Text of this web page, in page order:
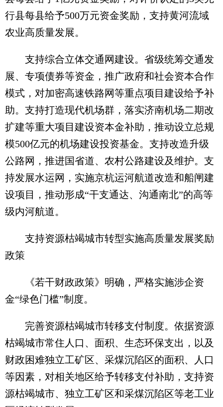
行县每县给予500万元资金奖励，支持黄河流域
农业高质量发展。
支持综合立体交通网建设。省级统筹交通发
展、专项债券等资金，推广政府和社会资本合作
模式，对加密高速铁路网等重点项目建设给予补
助。支持打造现代机场群，落实济南机场二期改
扩建等重大项目建设资本金补助，推动设立总规
模500亿元的机场建设投资基金。支持改造升级
公路网，推进国省道、农村公路建设及维护。支
持发展水运网，实施京杭运河航道改造和船闸建
设项目，推动形成“干支通达、沟通南北”的高等
级内河航道。
支持资源枯竭城市转型实施高质量发展奖励
政策
《若干财政政策》明确，严格实施涉企资
金“绿色门槛”制度。
完善资源枯竭城市转移支付制度。依据资源
枯竭城市常住人口、面积、生态环保支出，以及
财政困难独立工矿区、采煤沉陷区的面积、人口
等因素，对相关地区给予转移支付补助，支持资
源枯竭城市、独立工矿区和采煤沉陷区等老工业